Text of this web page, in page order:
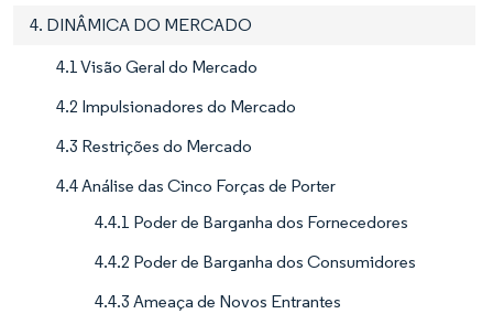
4. DINÂMICA DO MERCADO
4.1 Visão Geral do Mercado
4.2 Impulsionadores do Mercado
4.3 Restrições do Mercado
4.4 Análise das Cinco Forças de Porter
4.4.1 Poder de Barganha dos Fornecedores
4.4.2 Poder de Barganha dos Consumidores
4.4.3 Ameaça de Novos Entrantes